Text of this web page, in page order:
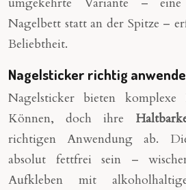
Nagelbett statt an der Spitze –
Beliebtheit.
Nagelsticker richtig
Nagelsticker bieten
Können, doch ihre
richtigen Anwendung ab.
absolut fettfrei sein –
Aufkleben mit